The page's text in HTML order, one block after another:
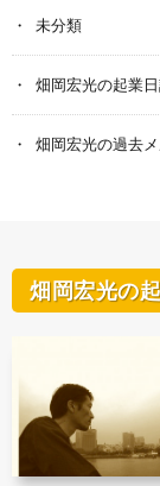
未分類
畑岡宏光の起業
畑岡宏光の過去
畑岡宏光の